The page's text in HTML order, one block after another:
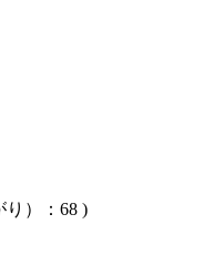
）：68 )